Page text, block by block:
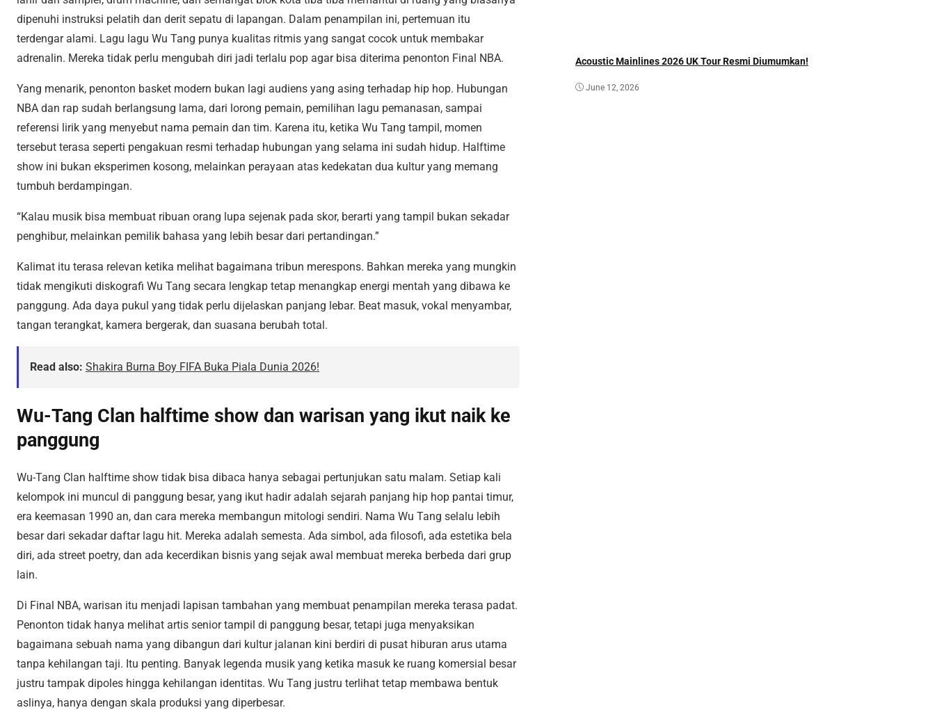
dipenuhi instruksi pelatih dan derit sepatu di lapangan. Dalam penampilan ini, pertemuan itu
terdengar alami. Lagu lagu Wu Tang punya kualitas ritmis yang sangat cocok untuk membakar
adrenalin. Mereka tidak perlu mengubah diri jadi terlalu pop agar bisa diterima penonton Final NBA.
Yang menarik, penonton basket modern bukan lagi audiens yang asing terhadap hip hop. Hubungan
NBA dan rap sudah berlangsung lama, dari lorong pemain, pemilihan lagu pemanasan, sampai
referensi lirik yang menyebut nama pemain dan tim. Karena itu, ketika Wu Tang tampil, momen
tersebut terasa seperti pengakuan resmi terhadap hubungan yang selama ini sudah hidup. Halftime
show ini bukan eksperimen kosong, melainkan perayaan atas kedekatan dua kultur yang memang
tumbuh berdampingan.
“Kalau musik bisa membuat ribuan orang lupa sejenak pada skor, berarti yang tampil bukan sekadar
penghibur, melainkan pemilik bahasa yang lebih besar dari pertandingan.”
Kalimat itu terasa relevan ketika melihat bagaimana tribun merespons. Bahkan mereka yang mungkin
tidak mengikuti diskografi Wu Tang secara lengkap tetap menangkap energi mentah yang dibawa ke
panggung. Ada daya pukul yang tidak perlu dijelaskan panjang lebar. Beat masuk, vokal menyambar,
tangan terangkat, kamera bergerak, dan suasana berubah total.
Read also: Shakira Burna Boy FIFA Buka Piala Dunia 2026!
Wu-Tang Clan halftime show dan warisan yang ikut naik ke
panggung
Wu-Tang Clan halftime show tidak bisa dibaca hanya sebagai pertunjukan satu malam. Setiap kali
kelompok ini muncul di panggung besar, yang ikut hadir adalah sejarah panjang hip hop pantai timur,
era keemasan 1990 an, dan cara mereka membangun mitologi sendiri. Nama Wu Tang selalu lebih
besar dari sekadar daftar lagu hit. Mereka adalah semesta. Ada simbol, ada filosofi, ada estetika bela
diri, ada street poetry, dan ada kecerdikan bisnis yang sejak awal membuat mereka berbeda dari grup
lain.
Di Final NBA, warisan itu menjadi lapisan tambahan yang membuat penampilan mereka terasa padat.
Penonton tidak hanya melihat artis senior tampil di panggung besar, tetapi juga menyaksikan
bagaimana sebuah nama yang dibangun dari kultur jalanan kini berdiri di pusat hiburan arus utama
tanpa kehilangan taji. Itu penting. Banyak legenda musik yang ketika masuk ke ruang komersial besar
justru tampak dipoles hingga kehilangan identitas. Wu Tang justru terlihat tetap membawa bentuk
aslinya, hanya dengan skala produksi yang diperbesar.
Acoustic Mainlines 2026 UK Tour Resmi Diumumkan!
June 12, 2026